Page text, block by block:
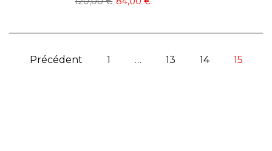
Précédent 1 … 13 14 15